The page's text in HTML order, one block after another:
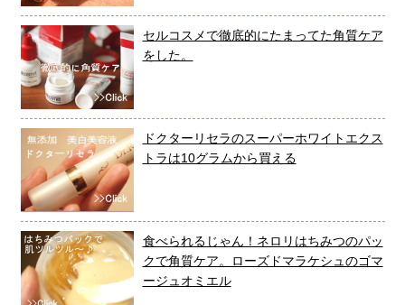
セルコスメで徹底的にたまってた角質ケア
をした。
ドクターリセラのスーパーホワイトエクス
トラは10グラムから買える
食べられるじゃん！ネロリはちみつのパッ
クで角質ケア。ローズドマラケシュのゴマ
ージュオミエル